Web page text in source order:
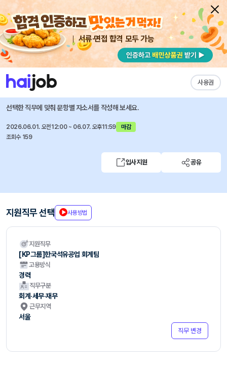
서류·면접 합격 모두 가능
사용권
채용공고 자소서 자유항목 자소서 내 작성목록
한국석유공업 즐겨찾기
[KP그룹]회계팀 채용(경력)
선택한 직무에 맞춰 문항별 자소서를 작성해 보세요.
2026.06.01. 오전12:00 ~ 06.07. 오후11:59
마감
조회수 159
입사지원 공유
지원직무 선택 사용방법
지원직무
[KP그룹]한국석유공업 회계팀
고용방식
경력
직무구분
회계·세무·재무
근무지역
서울
직무 변경